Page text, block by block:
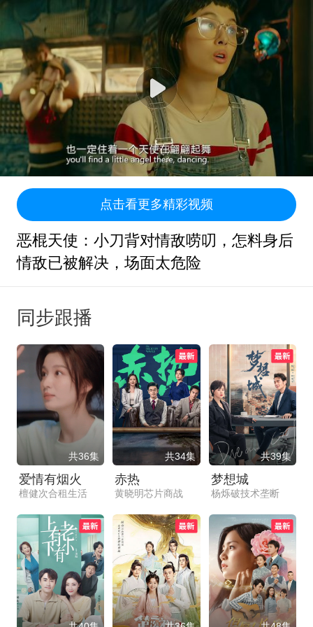
点击看更多精彩视频
恶棍天使：小刀背对情敌唠叨，怎料身后
情敌已被解决，场面太危险
同步跟播
共36集
爱情有烟火
檀健次合租生活
共34集
赤热
黄晓明芯片商战
共39集
梦想城
杨烁破技术垄断